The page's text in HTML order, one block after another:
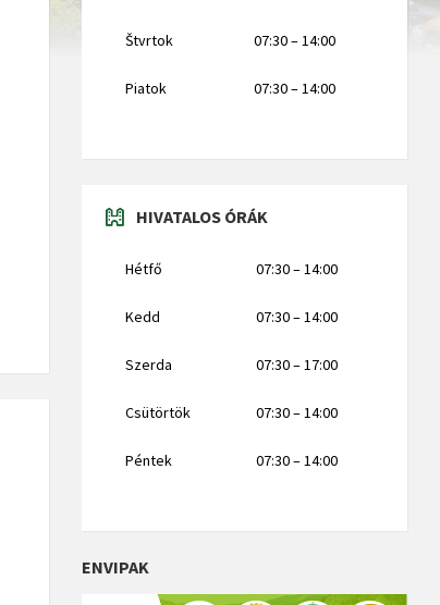
Štvrtok 07:30 – 14:00
Piatok 07:30 – 14:00
HIVATALOS ÓRÁK
Hétfő 07:30 – 14:00
Kedd 07:30 – 14:00
Szerda 07:30 – 17:00
Csütörtök 07:30 – 14:00
Péntek 07:30 – 14:00
ENVIPAK